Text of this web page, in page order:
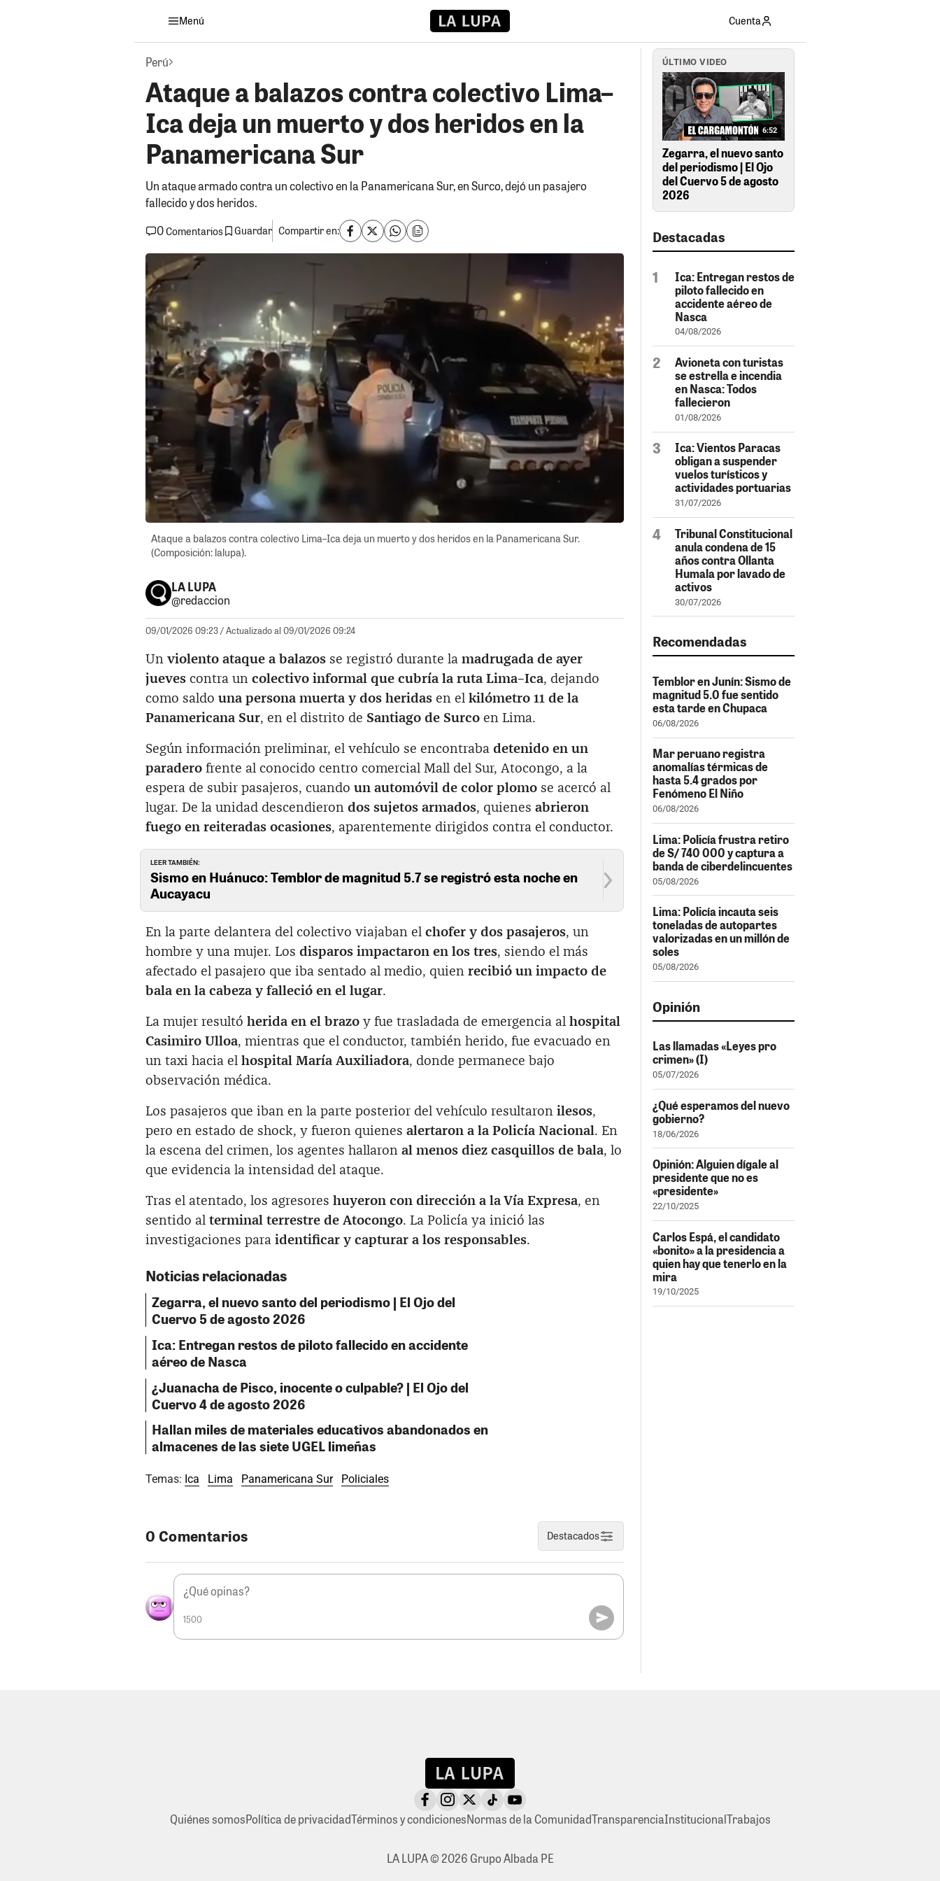
Menú Cuenta
Perú
Ataque a balazos contra colectivo Lima–
Ica deja un muerto y dos heridos en la
Panamericana Sur
Un ataque armado contra un colectivo en la Panamericana Sur, en Surco, dejó un pasajero
fallecido y dos heridos.
0Comentarios Guardar Compartir en:
Ataque a balazos contra colectivo Lima–Ica deja un muerto y dos heridos en la Panamericana Sur.
(Composición: lalupa).
LA LUPA
@redaccion
09/01/2026 09:23/ Actualizado al 09/01/2026 09:24
Un violento ataque a balazos se registró durante la madrugada de ayer
jueves contra un colectivo informal que cubría la ruta Lima–Ica, dejando
como saldo una persona muerta y dos heridas en el kilómetro 11 de la
Panamericana Sur, en el distrito de Santiago de Surco en Lima.
Según información preliminar, el vehículo se encontraba detenido en un
paradero frente al conocido centro comercial Mall del Sur, Atocongo, a la
espera de subir pasajeros, cuando un automóvil de color plomo se acercó al
lugar. De la unidad descendieron dos sujetos armados, quienes abrieron
fuego en reiteradas ocasiones, aparentemente dirigidos contra el conductor.
LEER TAMBIÉN:
Sismo en Huánuco: Temblor de magnitud 5.7 se registró esta noche en
Aucayacu
En la parte delantera del colectivo viajaban el chofer y dos pasajeros, un
hombre y una mujer. Los disparos impactaron en los tres, siendo el más
afectado el pasajero que iba sentado al medio, quien recibió un impacto de
bala en la cabeza y falleció en el lugar.
La mujer resultó herida en el brazo y fue trasladada de emergencia al hospital
Casimiro Ulloa, mientras que el conductor, también herido, fue evacuado en
un taxi hacia el hospital María Auxiliadora, donde permanece bajo
observación médica.
Los pasajeros que iban en la parte posterior del vehículo resultaron ilesos,
pero en estado de shock, y fueron quienes alertaron a la Policía Nacional. En
la escena del crimen, los agentes hallaron al menos diez casquillos de bala, lo
que evidencia la intensidad del ataque.
Tras el atentado, los agresores huyeron con dirección a la Vía Expresa, en
sentido al terminal terrestre de Atocongo. La Policía ya inició las
investigaciones para identificar y capturar a los responsables.
Noticias relacionadas
Zegarra, el nuevo santo del periodismo | El Ojo del
Cuervo 5 de agosto 2026
Ica: Entregan restos de piloto fallecido en accidente
aéreo de Nasca
¿Juanacha de Pisco, inocente o culpable? | El Ojo del
Cuervo 4 de agosto 2026
Hallan miles de materiales educativos abandonados en
almacenes de las siete UGEL limeñas
Temas: Ica Lima Panamericana Sur Policiales
0 Comentarios Destacados
1500
ÚLTIMO VIDEO
6:52
Zegarra, el nuevo santo
del periodismo | El Ojo
del Cuervo 5 de agosto
2026
Destacadas
Ica: Entregan restos de
piloto fallecido en
accidente aéreo de
Nasca
04/08/2026
Avioneta con turistas
se estrella e incendia
en Nasca: Todos
fallecieron
01/08/2026
Ica: Vientos Paracas
obligan a suspender
vuelos turísticos y
actividades portuarias
31/07/2026
Tribunal Constitucional
anula condena de 15
años contra Ollanta
Humala por lavado de
activos
30/07/2026
Recomendadas
Temblor en Junín: Sismo de
magnitud 5.0 fue sentido
esta tarde en Chupaca
06/08/2026
Mar peruano registra
anomalías térmicas de
hasta 5.4 grados por
Fenómeno El Niño
06/08/2026
Lima: Policía frustra retiro
de S/ 740 000 y captura a
banda de ciberdelincuentes
05/08/2026
Lima: Policía incauta seis
toneladas de autopartes
valorizadas en un millón de
soles
05/08/2026
Opinión
Las llamadas «Leyes pro
crimen» (I)
05/07/2026
¿Qué esperamos del nuevo
gobierno?
18/06/2026
Opinión: Alguien dígale al
presidente que no es
«presidente»
22/10/2025
Carlos Espá, el candidato
«bonito» a la presidencia a
quien hay que tenerlo en la
mira
19/10/2025
Quiénes somosPolítica de privacidadTérminos y condicionesNormas de la ComunidadTransparenciaInstitucionalTrabajos
LA LUPA © 2026 Grupo Albada PE